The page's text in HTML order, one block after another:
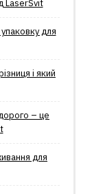
LaserSvit
для
і який
– це
для